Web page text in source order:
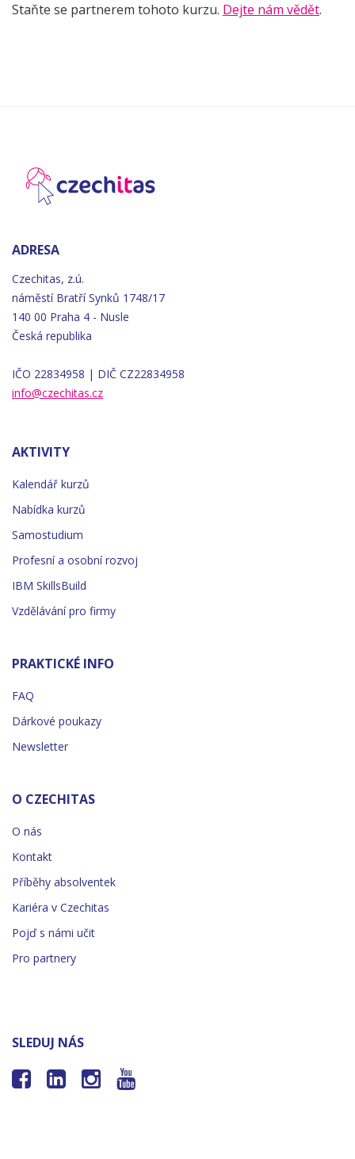
Staňte se partnerem tohoto kurzu. Dejte nám vědět.
ADRESA
Czechitas, z.ú.
náměstí Bratří Synků 1748/17
140 00 Praha 4 - Nusle
Česká republika
IČO 22834958 | DIČ CZ22834958
info@czechitas.cz
AKTIVITY
Kalendář kurzů
Nabídka kurzů
Samostudium
Profesní a osobní rozvoj
IBM SkillsBuild
Vzdělávání pro firmy
PRAKTICKÉ INFO
FAQ
Dárkové poukazy
Newsletter
O CZECHITAS
O nás
Kontakt
Příběhy absolventek
Kariéra v Czechitas
Pojď s námi učit
Pro partnery
SLEDUJ NÁS
   